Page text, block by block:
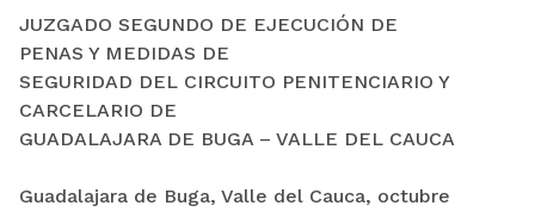
JUZGADO SEGUNDO DE EJECUCIÓN DE
PENAS Y MEDIDAS DE
SEGURIDAD DEL CIRCUITO PENITENCIARIO Y
CARCELARIO DE
GUADALAJARA DE BUGA – VALLE DEL CAUCA
Guadalajara de Buga, Valle del Cauca, octubre